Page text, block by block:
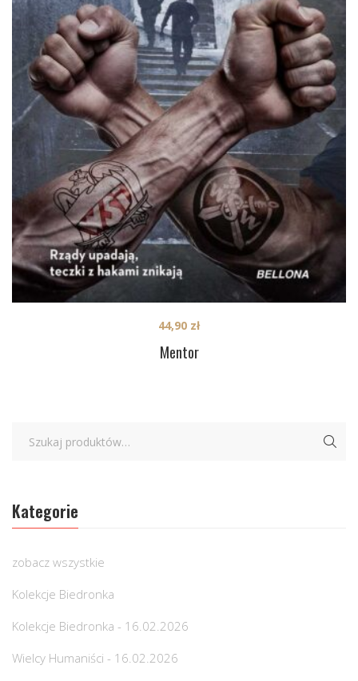
Mentor
44,90 zł
Kategorie
zobacz wszystkie
Kolekcje Biedronka
Kolekcje Biedronka - 16.02.2026
Wielcy Humaniści - 16.02.2026